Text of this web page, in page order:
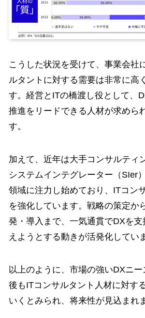
こうした状況を受けて、事業会社
ルタントに対する需要は非常に高
す。経営とITの橋渡し役として、
推進をリードできる人材が求めら
す。
加えて、近年は大手コンサルティ
システムインテグレーター（SIer
領域に注力し始めており、ITコン
を強化しています。戦略の策定か
発・導入まで、一気通貫でDXを
えようとする動きが活発化してい
以上のように、市場の強いDXニ
後もITコンサルタント人材に対す
いくとみられ、将来性が見込まれ